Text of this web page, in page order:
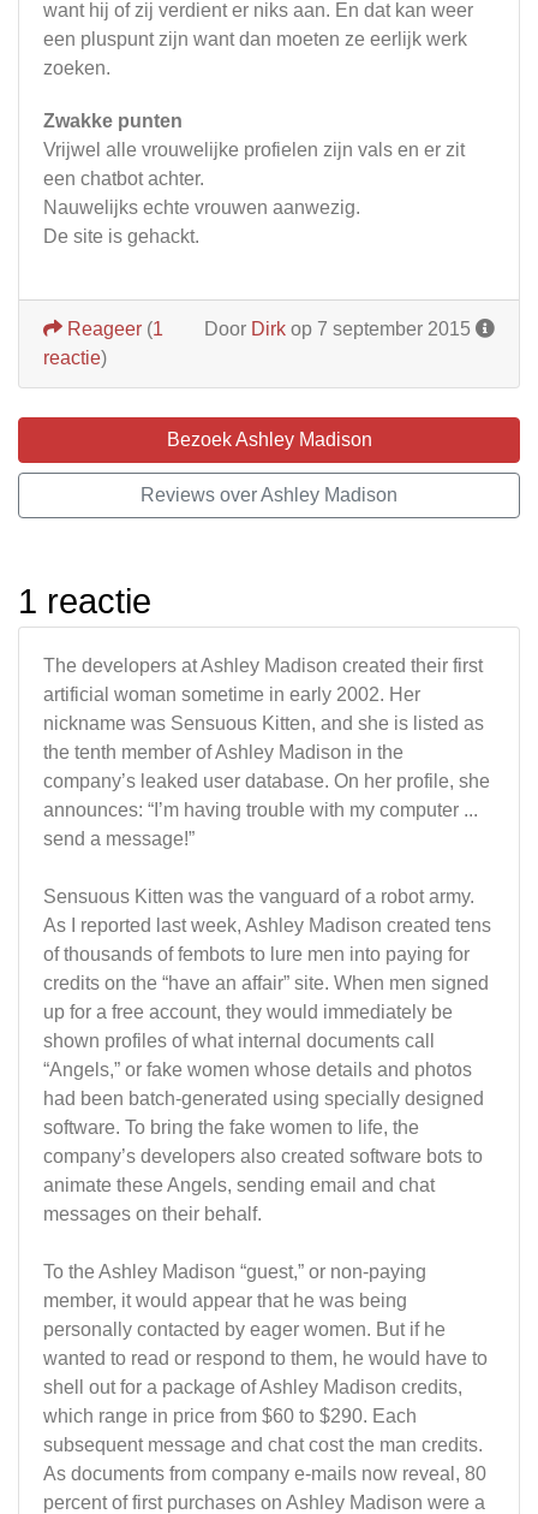
want hij of zij verdient er niks aan. En dat kan weer
een pluspunt zijn want dan moeten ze eerlijk werk
zoeken.
Zwakke punten
Vrijwel alle vrouwelijke profielen zijn vals en er zit
een chatbot achter.
Nauwelijks echte vrouwen aanwezig.
De site is gehackt.
Door Dirk op 7 september 2015
Reageer (1
reactie)
Bezoek Ashley Madison
Reviews over Ashley Madison
1 reactie
The developers at Ashley Madison created their first
artificial woman sometime in early 2002. Her
nickname was Sensuous Kitten, and she is listed as
the tenth member of Ashley Madison in the
company’s leaked user database. On her profile, she
announces: “I’m having trouble with my computer ...
send a message!”
Sensuous Kitten was the vanguard of a robot army.
As I reported last week, Ashley Madison created tens
of thousands of fembots to lure men into paying for
credits on the “have an affair” site. When men signed
up for a free account, they would immediately be
shown profiles of what internal documents call
“Angels,” or fake women whose details and photos
had been batch-generated using specially designed
software. To bring the fake women to life, the
company’s developers also created software bots to
animate these Angels, sending email and chat
messages on their behalf.
To the Ashley Madison “guest,” or non-paying
member, it would appear that he was being
personally contacted by eager women. But if he
wanted to read or respond to them, he would have to
shell out for a package of Ashley Madison credits,
which range in price from $60 to $290. Each
subsequent message and chat cost the man credits.
As documents from company e-mails now reveal, 80
percent of first purchases on Ashley Madison were a